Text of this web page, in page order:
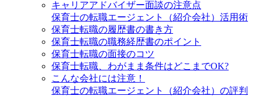
キャリアアドバイザー面談の注意点
保育士の転職エージェント（紹介会社）活用術
保育士転職の履歴書の書き方
保育士転職の職務経歴書のポイント
保育士転職の面接のコツ
保育士転職、わがまま条件はどこまでOK?
こんな会社には注意！
保育士の転職エージェント（紹介会社）の評判